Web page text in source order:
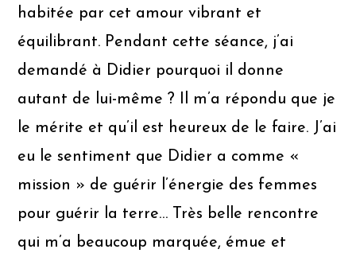
habitée par cet amour vibrant et
équilibrant. Pendant cette séance, j’ai
demandé à Didier pourquoi il donne
autant de lui-même ? Il m’a répondu que je
le mérite et qu’il est heureux de le faire. J’ai
eu le sentiment que Didier a comme «
mission » de guérir l’énergie des femmes
pour guérir la terre… Très belle rencontre
qui m’a beaucoup marquée, émue et